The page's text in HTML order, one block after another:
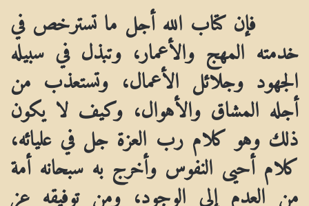
فإن كتاب الله أجل ما تسترخص في
خدمته المهج والأعمار، وتبذل في سبيله
الجهود وجلائل الأعمال، وتستعذب من
أجله المشاق والأهوال، وكيف لا يكون
ذلك وهو كلام رب العزة جل في عليائه،
كلام أحيى النفوس وأخرج به سبحانه أمة
من العدم إلى الوجود، ومن توفيقه عز